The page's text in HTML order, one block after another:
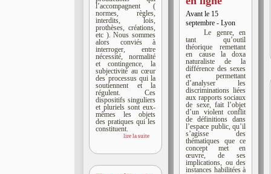
l’accompagnent (
normes, règles,
interdits, lois,
prothèses, créations,
etc ). Nous sommes
alors conviés à
interroger, entre
nécessité, normalité
et contingence, la
subjectivité au cœur
des processus qui la
soutiennent et la
régulent. Ces
dispositifs singuliers
et pluriels sont eux-
mêmes les objets
des pratiques qui les
constituent.
lire la suite
Avant le 15
septembre - Lyon
Le genre, en
tant qu’outil
théorique remettant
en cause la doxa
naturaliste de la
différence des sexes
et permettant
d’analyser les
discriminations liées
aux rapports sociaux
de sexe, fait l’objet
d’un violent conflit
de définitions dans
l’espace public, qu’il
s’agisse des
thématiques que ce
concept met en
œuvre, de ses
implications, ou des
instances habilitées à